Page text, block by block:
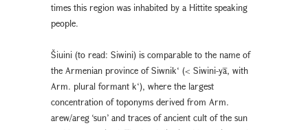
times this region was inhabited by a Hittite speaking
people.
Šiuini (to read: Siwini) is comparable to the name of
the Armenian province of Siwnik‘ (< Siwini-yā, with
Arm. plural formant k‘), where the largest
concentration of toponyms derived from Arm.
arew/areg ‘sun’ and traces of ancient cult of the sun